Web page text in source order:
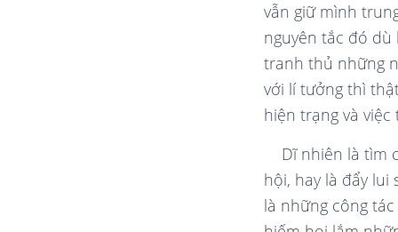
vẫn giữ mình
nguyên tắc đó
tranh thủ những
với lí tưởng thì
hiện trạng và
Dĩ nhiên là tìm
hội, hay là đẩy lui
là những công